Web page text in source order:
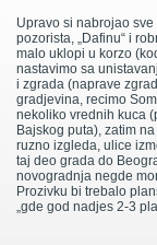
Upravo si nabrojao
pozorista, „Dafinu“ i
malo uklopi u korzo
nastavimo sa
i zgrada (naprave
gradjevina, recimo
nekoliko vrednih kuca
Bajskog puta), zatim
ruzno izgleda, ulice
taj deo grada do
novogradnja negde
Prozivku bi trebalo
„gde god nadjes 2-3